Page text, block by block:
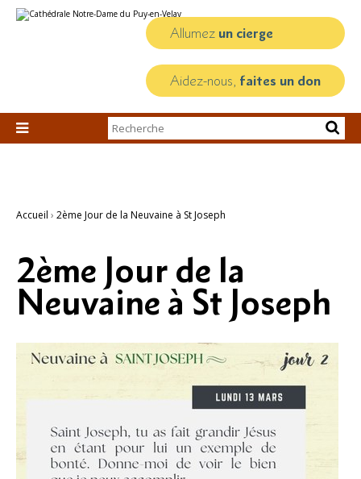
au
personnels
Allumez un cierge
Aidez-nous, faites un don

Chercher par
Recherche
Accueil › 2ème Jour de la Neuvaine à St Joseph
2ème Jour de la
Neuvaine à St Joseph